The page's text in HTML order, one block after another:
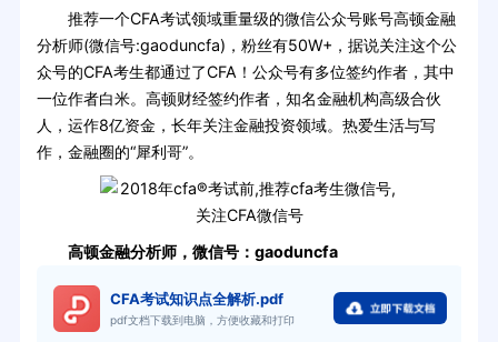
推荐一个CFA考试领域重量级的微信公众号账号高顿金融
分析师(微信号:gaoduncfa)，粉丝有50W+，据说关注这个公
众号的CFA考生都通过了CFA！公众号有多位签约作者，其中
一位作者白米。高顿财经签约作者，知名金融机构高级合伙
人，运作8亿资金，长年关注金融投资领域。热爱生活与写
作，金融圈的“犀利哥”。
高顿金融分析师，微信号：gaoduncfa
CFA考试知识点全解析.pdf
pdf文档下载到电脑，方便收藏和打印